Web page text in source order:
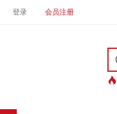
登录 会员注册